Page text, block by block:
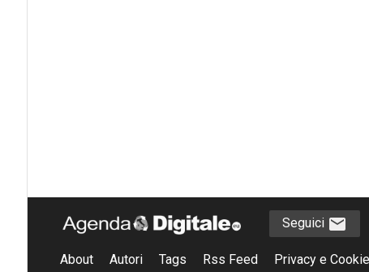
Seguici
About Autori Tags Rss Feed Privacy e